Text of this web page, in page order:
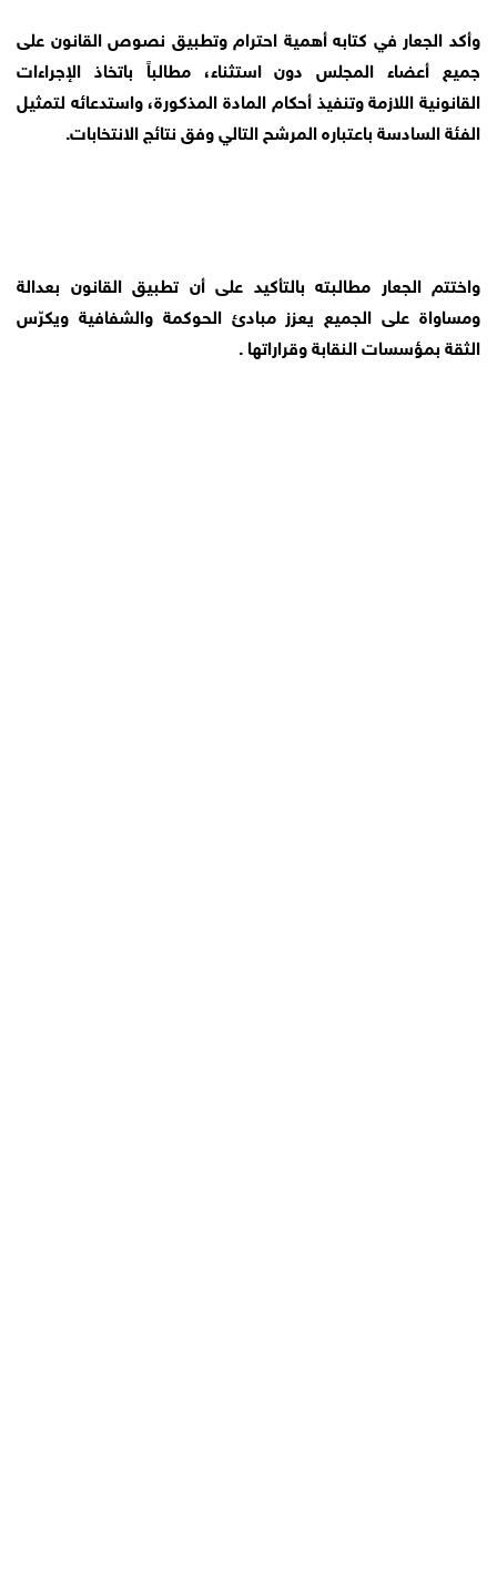
وأكد الجعار في كتابه أهمية احترام وتطبيق نصوص القانون على
جميع أعضاء المجلس دون استثناء، مطالباً باتخاذ الإجراءات
القانونية اللازمة وتنفيذ أحكام المادة المذكورة، واستدعائه لتمثيل
الفئة السادسة باعتباره المرشح التالي وفق نتائج الانتخابات.
واختتم الجعار مطالبته بالتأكيد على أن تطبيق القانون بعدالة
ومساواة على الجميع يعزز مبادئ الحوكمة والشفافية ويكرّس
الثقة بمؤسسات النقابة وقراراتها .